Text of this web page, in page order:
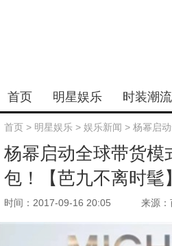
首页 明星娱乐 时装潮流
首页 > 明星娱乐 > 娱乐新闻 > 杨幂启
杨幂启动全球带货模
包！【芭九不离时髦】
时间：2017-09-16 20:05 来源